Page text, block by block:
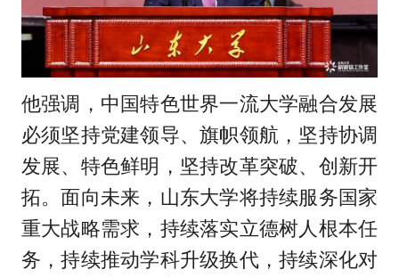
他强调，中国特色世界一流大学融合发展
必须坚持党建领导、旗帜领航，坚持协调
发展、特色鲜明，坚持改革突破、创新开
拓。面向未来，山东大学将持续服务国家
重大战略需求，持续落实立德树人根本任
务，持续推动学科升级换代，持续深化对